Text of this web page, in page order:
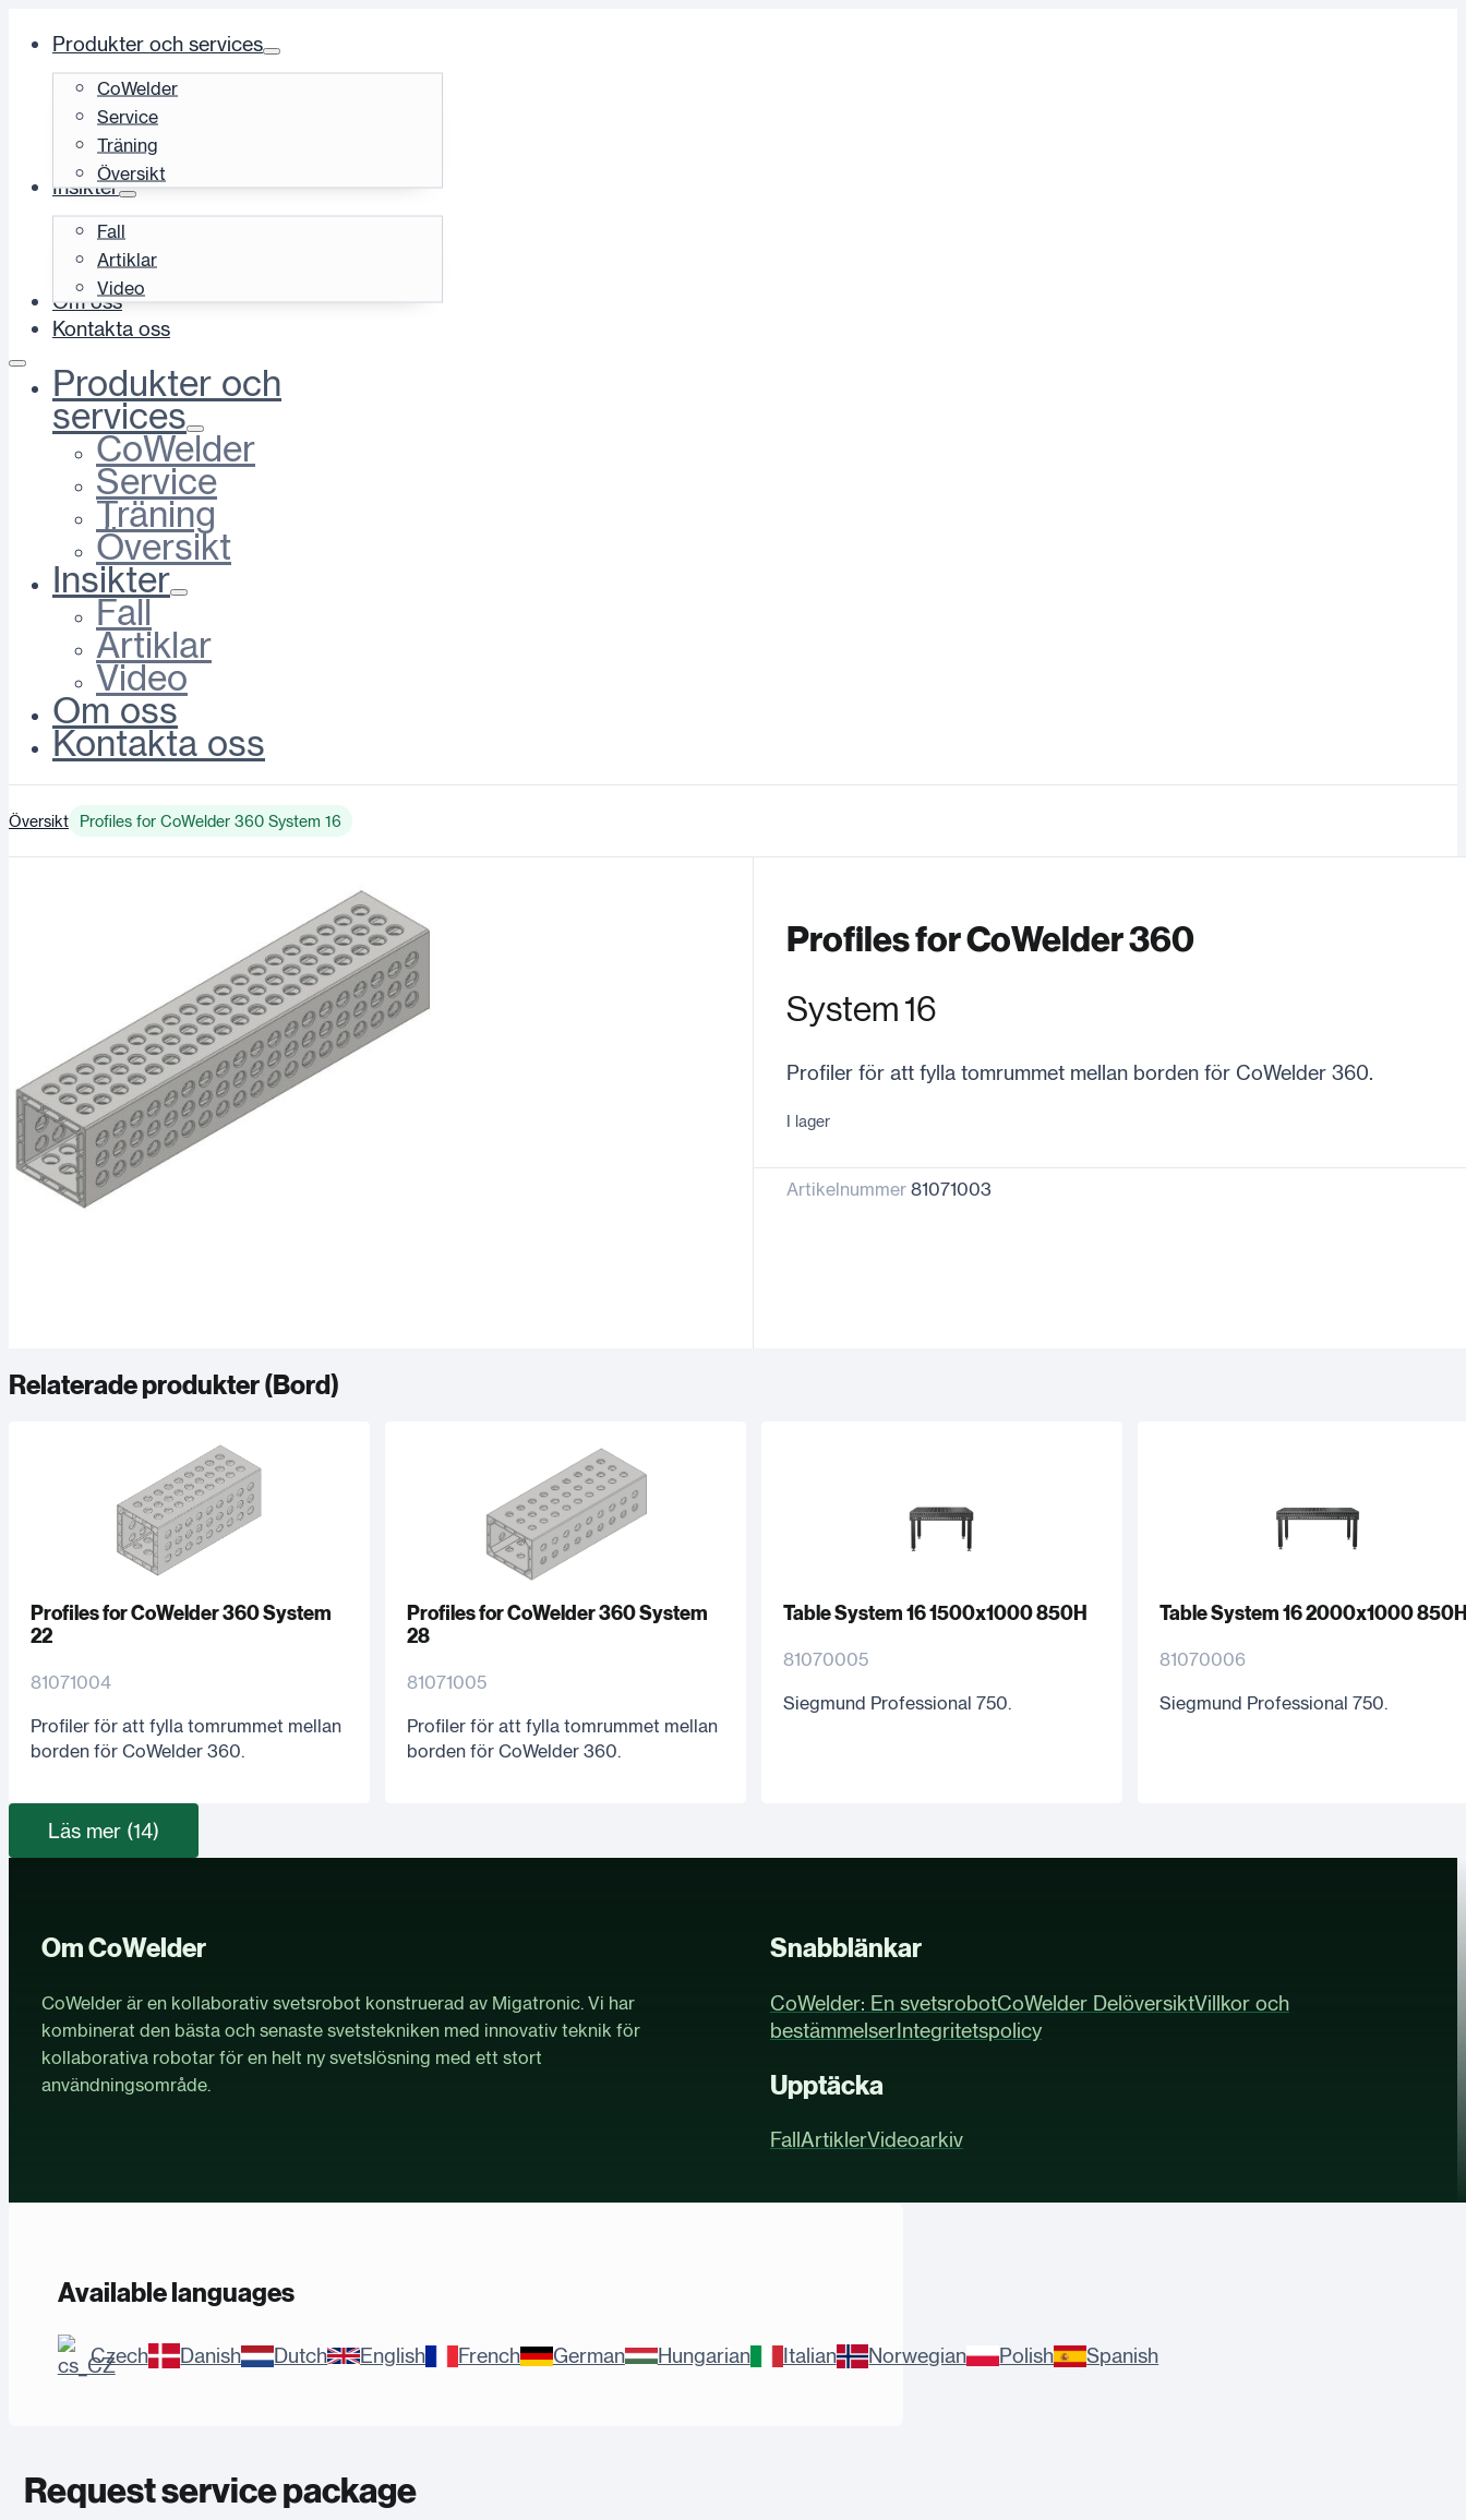
Produkter och services
CoWelder
Service
Träning
Översikt
Insikter
Fall
Artiklar
Video
Om oss
Kontakta oss
Produkter och
services
CoWelder
Service
Träning
Översikt
Insikter
Fall
Artiklar
Video
Om oss
Kontakta oss
Översikt Profiles for CoWelder 360 System 16
Profiles for CoWelder 360
System 16
Profiler för att fylla tomrummet mellan borden för CoWelder 360.
I lager
Artikelnummer81071003
Relaterade produkter (Bord)
Profiles for CoWelder 360 System
22
81071004
Profiler för att fylla tomrummet mellan
borden för CoWelder 360.
Profiles for CoWelder 360 System
28
81071005
Profiler för att fylla tomrummet mellan
borden för CoWelder 360.
Table System 16 1500x1000 850H
81070005
Siegmund Professional 750.
Table System 16 2000x1000
81070006
Siegmund Professional 750.
Läs mer (14)
Om CoWelder
CoWelder är en kollaborativ svetsrobot konstruerad av Migatronic. Vi har
kombinerat den bästa och senaste svetstekniken med innovativ teknik för
kollaborativa robotar för en helt ny svetslösning med ett stort
användningsområde.
Snabblänkar
CoWelder: En svetsrobotCoWelder DelöversiktVillkor och
bestämmelserIntegritetspolicy
Upptäcka
FallArtiklerVideoarkiv
Available languages
Czech Danish Dutch English French German Hungarian Italian Norwegian Polish Spanish
Request service package